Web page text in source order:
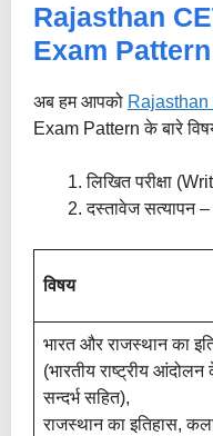
Rajasthan
Exam
अब हम आपको
Exam Pattern के बारे
लिखित परीक्षा
दस्तावेज सत्यापन –
विषय
भारत और राजस्थान का
(भारतीय राष्ट्रीय
सन्दर्भ सहित),
राजस्थान का इतिहास,